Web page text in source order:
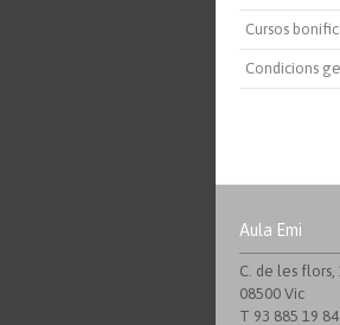
Cursos
Condicions
Aula Emi
C. de les flors,
08500 Vic
T 93 885 19 84